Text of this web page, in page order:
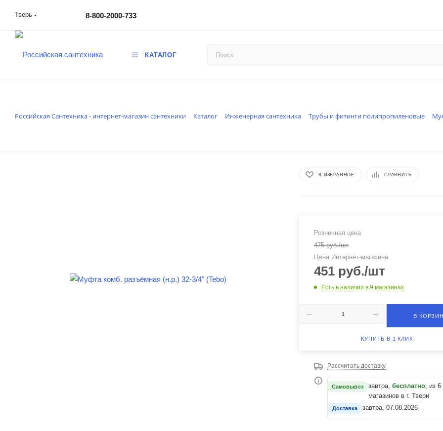
Тверь 8-800-2000-733
КАТАЛОГ
Российская Сантехника - интернет-магазин сантехники Каталог Инженерная сантехника Трубы и фитинги полипропиленовые
В ИЗБРАННОЕ СРАВНИТЬ
Розничная цена
475руб./шт
Цена Интернет-магазина
451 руб./шт
Есть в наличиив 9 магазинах
В
КУПИТЬ В 1 КЛИК
Рассчитать доставку
Самовывоз завтра,бесплатно, из 6
магазинов в г. Твери
Доставка завтра, 07.08.2026